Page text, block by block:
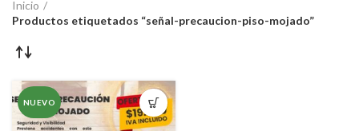
Inicio
Productos etiquetados “señal-precaucion-piso-mojado”
NUEVO